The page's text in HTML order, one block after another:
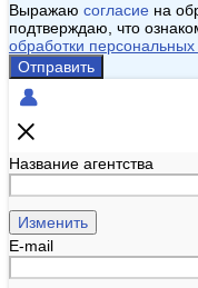
Выражаю согласие на
подтверждаю, что
обработки
Отправить
Название агентства
Изменить
E-mail